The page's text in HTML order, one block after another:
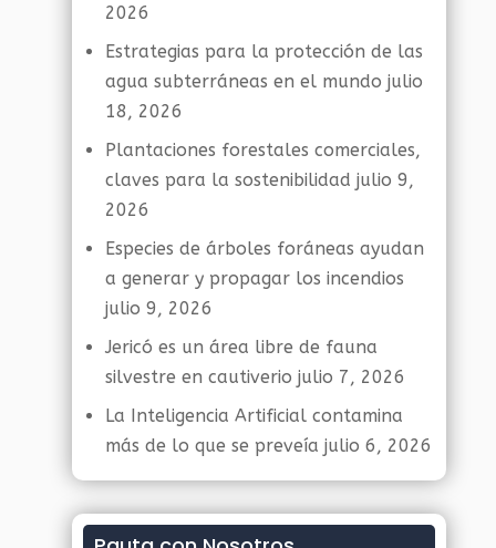
2026
Estrategias para la protección de las
agua subterráneas en el mundo julio
18, 2026
Plantaciones forestales comerciales,
claves para la sostenibilidad julio 9,
2026
Especies de árboles foráneas ayudan
a generar y propagar los incendios
julio 9, 2026
Jericó es un área libre de fauna
silvestre en cautiverio julio 7, 2026
La Inteligencia Artificial contamina
más de lo que se preveía julio 6, 2026